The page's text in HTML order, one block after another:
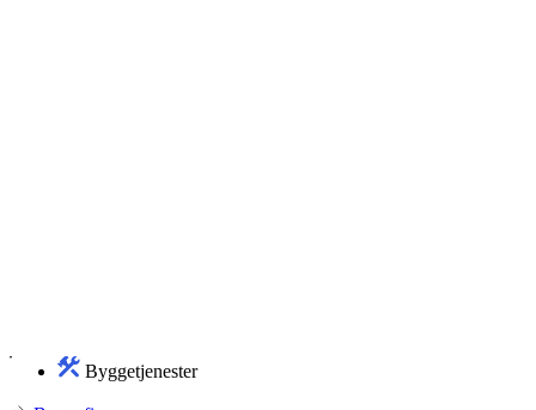
Byggetjenester